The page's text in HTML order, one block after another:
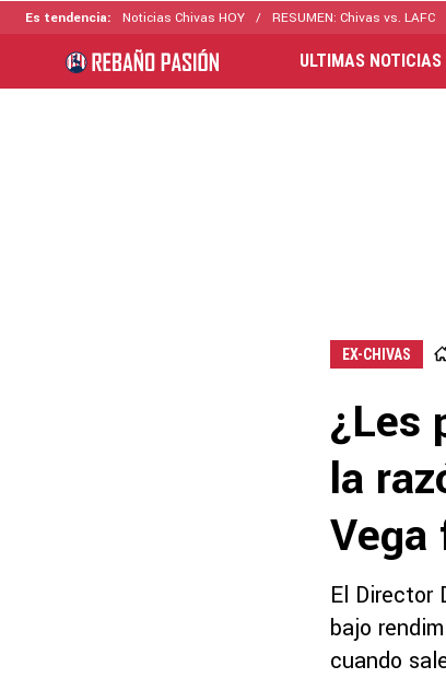
Es tendencia: Noticias Chivas HOY RESUMEN: Chivas vs. LAFC
ULTIMAS NOTICIAS
EX-CHIVAS
¿Les
la
Vega
El Director
bajo
cuando